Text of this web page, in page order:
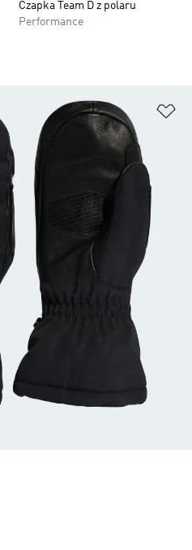
Czapka Team D z polaru
Performance